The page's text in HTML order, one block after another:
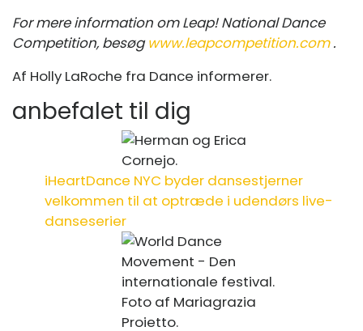
For mere information om Leap! National Dance
Competition, besøgwww.leapcompetition.com.
Af Holly LaRoche fra Dance informerer.
anbefalet til dig
iHeartDance NYC byder dansestjerner
velkommen til at optræde i udendørs live-
danseserier